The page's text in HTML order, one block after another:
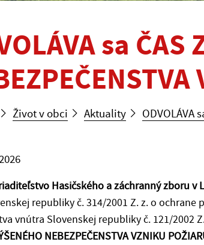
sa ČAS
Život v obci Aktuality ODVOLÁVA
Hasičského a záchranný zboru v
republiky č. 314/2001 Z. z. o
vnútra Slovenskej republiky č. 121/2002
NEBEZPEČENSTVA VZNIKU